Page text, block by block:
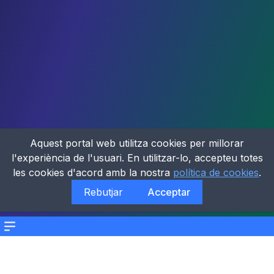
Menu
Aquest portal web utilitza cookies per millorar
l'experiència de l'usuari. En utilitzar-lo, accepteu totes
les cookies d'acord amb la nostra política de cookies.
Rebutjar
Acceptar